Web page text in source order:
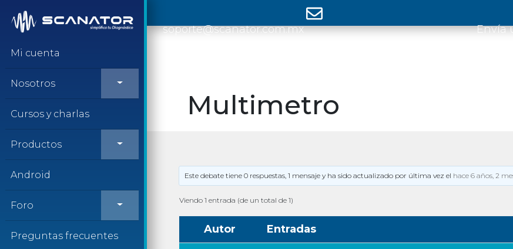
soporte@scanator.com.mx Envía
Saltar al contenido
Mi cuenta
Nosotros
Cursos y charlas
Productos
Android
Foro
Preguntas frecuentes
Multimetro
Este debate tiene 0 respuestas, 1 mensaje y ha sido actualizado por última vez el hace 6 años, 2
Viendo 1 entrada (de un total de 1)
Autor Entradas